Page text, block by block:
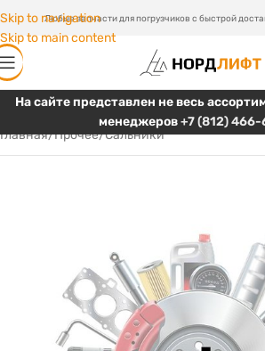
Skip to navigation
Skip to main content
Любые запчасти для погрузчиков с быстрой
На сайте представлен не весь
менеджеров+7 (812)
Главная/Прочее/Сальники